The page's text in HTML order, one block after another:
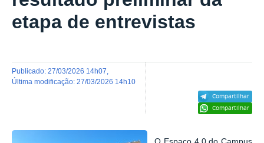
etapa de entrevistas
Compartilhar
Compartilhar
publicado: 27/03/2026 14h07
última modificação: 27/03/2026 14h10